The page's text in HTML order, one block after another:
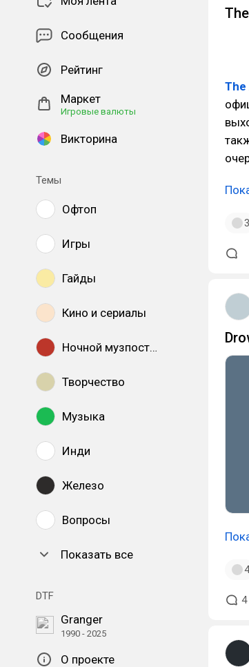
Сообщения
Рейтинг
Маркет
Игровые валюты
Викторина
Темы
Офтоп
Игры
Гайды
Кино и сериалы
Ночной музпостинг
Творчество
Музыка
Инди
Железо
Вопросы
Показать все
DTF
Granger
1990 - 2025
О проекте
The
3
4
4